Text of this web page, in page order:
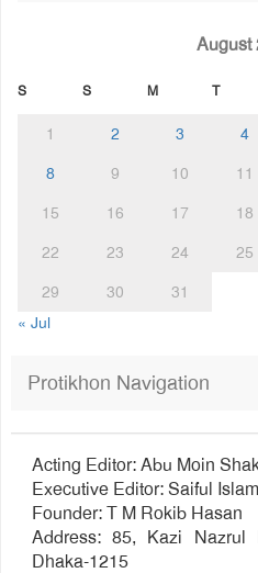
August
S S M T
1 2 3 4
8
9 10 11
15
16 17 18
22
23 24 25
29
30
31
« Jul
Protikhon Navigation
Acting Editor: Abu Moin
Executive Editor: Saiful Islam
Founder: T M Rokib Hasan
Address: 85, Kazi Nazrul
Dhaka-1215